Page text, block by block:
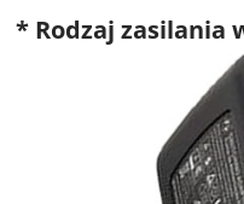
* Rodzaj zasilania